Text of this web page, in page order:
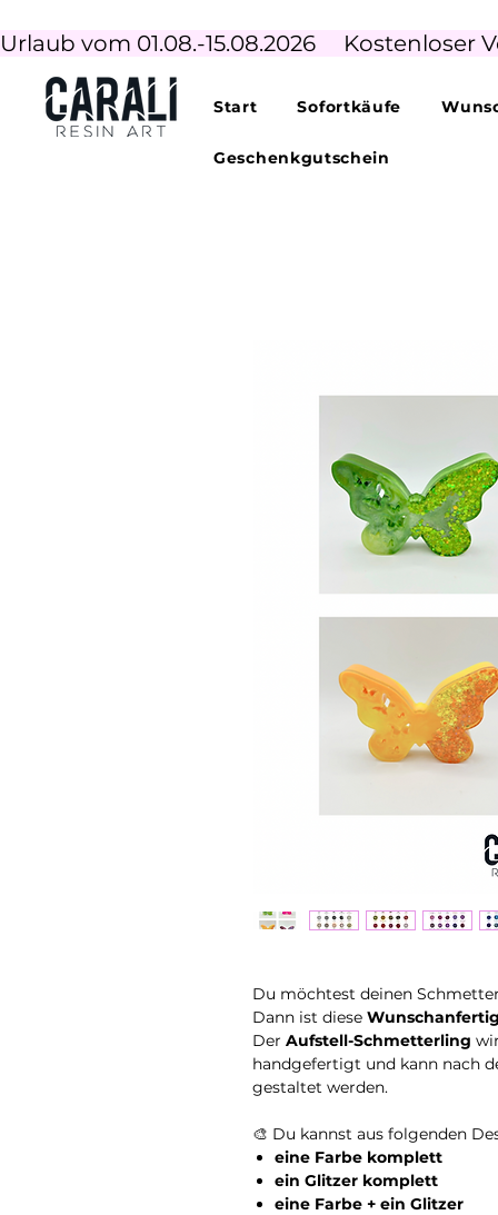
Urlaub vom 01.08.-15.08.2026
Start Sofortkäufe
Geschenkgutschein
Du möchtest deinen
Dann ist diese
Der Aufstell-Schmetterling
handgefertigt und kann nach
gestaltet werden.
🎨 Du kannst aus folgenden
eine Farbe komplett
ein Glitzer komplett
eine Farbe + ein Glitzer